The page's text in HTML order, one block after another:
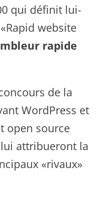
qui définit lui-
website
rapide
de la
WordPress et
open source
lui attribueront la
«rivaux»